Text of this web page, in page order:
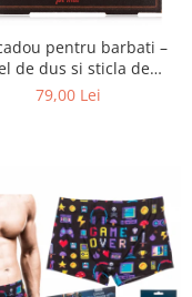
pentru barbati –
de dus si sticla de
in cutie cadou
79,00 Lei